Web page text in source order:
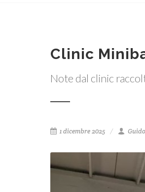
Clinic
Note dal clinic
1 dicembre 2025